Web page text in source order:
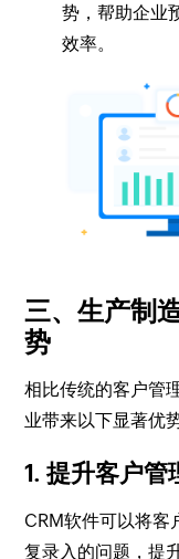
势，帮助企业
效率。
三、生产制
势
相比传统的客户管
业带来以下显著优
1. 提升客户管
CRM软件可以将客
复录入的问题，提